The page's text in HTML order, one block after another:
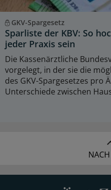
GKV-Spargesetz
Sparliste der KBV: So
jeder Praxis sein
Die Kassenärztliche
vorgelegt, in der sie die
des GKV-Spargesetzes pro
Unterschiede zwischen